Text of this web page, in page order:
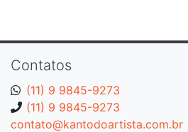
Contatos
(11) 9 9845-9273
(11) 9 9845-9273
contato@kantodoartista.com.br